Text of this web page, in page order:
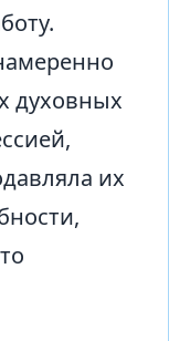
духовных
их